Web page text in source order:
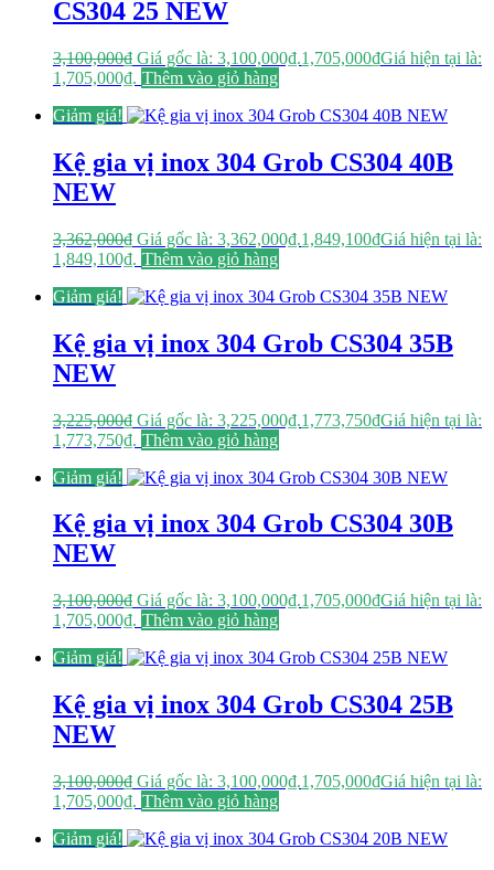
CS304 25 NEW
3,100,000₫ Giá gốc là: 3,100,000₫.1,705,000₫Giá hiện tại là:
1,705,000₫. Thêm vào giỏ hàng
Giảm giá!
Kệ gia vị inox 304 Grob CS304 40B
NEW
3,362,000₫ Giá gốc là: 3,362,000₫.1,849,100₫Giá hiện tại là:
1,849,100₫. Thêm vào giỏ hàng
Giảm giá!
Kệ gia vị inox 304 Grob CS304 35B
NEW
3,225,000₫ Giá gốc là: 3,225,000₫.1,773,750₫Giá hiện tại là:
1,773,750₫. Thêm vào giỏ hàng
Giảm giá!
Kệ gia vị inox 304 Grob CS304 30B
NEW
3,100,000₫ Giá gốc là: 3,100,000₫.1,705,000₫Giá hiện tại là:
1,705,000₫. Thêm vào giỏ hàng
Giảm giá!
Kệ gia vị inox 304 Grob CS304 25B
NEW
3,100,000₫ Giá gốc là: 3,100,000₫.1,705,000₫Giá hiện tại là:
1,705,000₫. Thêm vào giỏ hàng
Giảm giá!